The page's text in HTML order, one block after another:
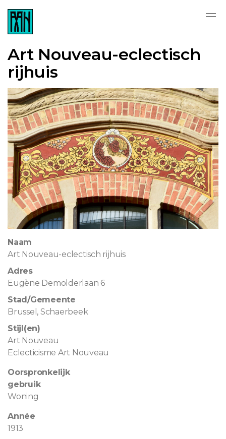
Art Nouveau-eclectisch
rijhuis
Naam
Art Nouveau-eclectisch rijhuis
Adres
Eugène Demolderlaan 6
Stad/Gemeente
Brussel, Schaerbeek
Stijl(en)
Art Nouveau
Eclecticisme Art Nouveau
Oorspronkelijk
gebruik
Woning
Année
1913